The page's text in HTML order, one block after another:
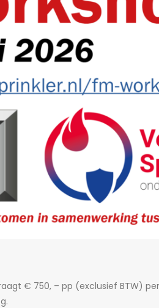
€ 750, – pp (exclusief BTW)